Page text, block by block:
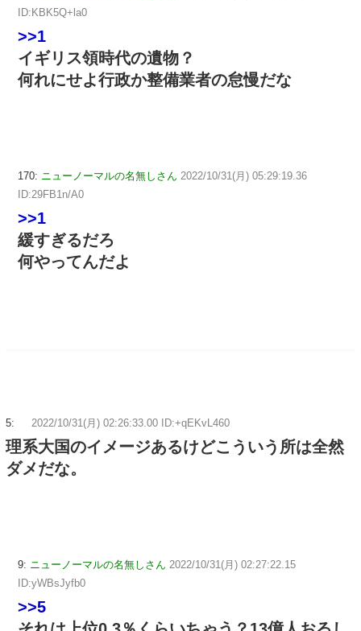
ID:KBK5Q+la0
>>1
イギリス領時代の遺物？
何れにせよ行政か整備業者の怠慢だな
170: ニューノーマルの名無しさん 2022/10/31(月) 05:29:19.36
ID:29FB1n/A0
>>1
緩すぎるだろ
何やってんだよ
5: 2022/10/31(月) 02:26:33.00 ID:+qEKvL460
理系大国のイメージあるけどこういう所は全然
ダメだな。
9: ニューノーマルの名無しさん 2022/10/31(月) 02:27:22.15
ID:yWBsJyfb0
>>5